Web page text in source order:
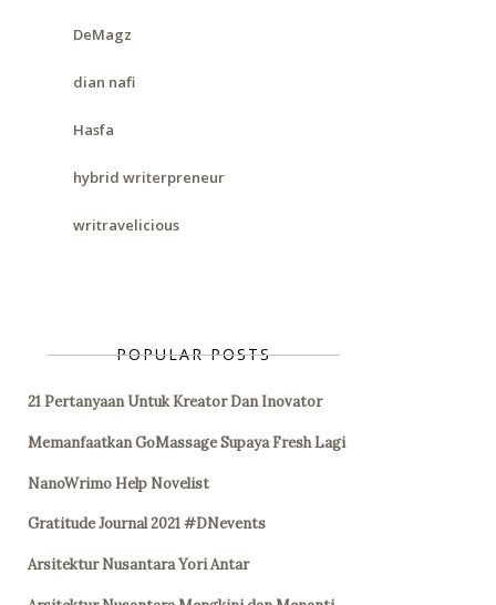
DeMagz
dian nafi
Hasfa
hybrid writerpreneur
writravelicious
POPULAR POSTS
21 Pertanyaan Untuk Kreator Dan Inovator
Memanfaatkan GoMassage Supaya Fresh Lagi
NanoWrimo Help Novelist
Gratitude Journal 2021 #DNevents
Arsitektur Nusantara Yori Antar